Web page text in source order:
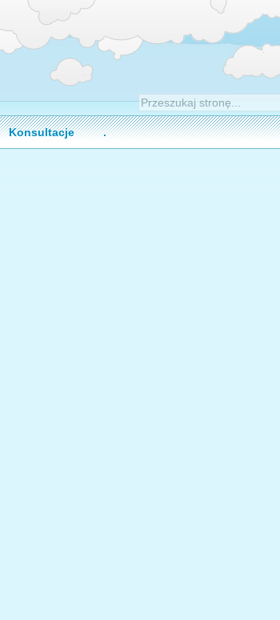
Konsultacje .